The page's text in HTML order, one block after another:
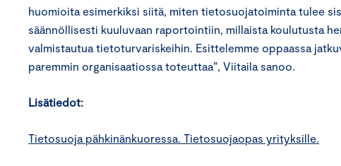
huomioita esimerkiksi siitä, miten tietosuojatoiminta tulee
säännöllisesti kuuluvaan raportointiin, millaista koulutusta
valmistautua tietoturvariskeihin. Esittelemme oppaassa
paremmin organisaatiossa toteuttaa”, Viitaila sanoo.
Lisätiedot:
Tietosuoja pähkinänkuoressa. Tietosuojaopas yrityksille.